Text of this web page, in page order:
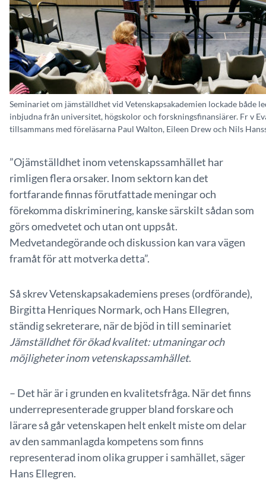
Seminariet om jämställdhet vid Vetenskapsakademien lockade både
inbjudna från universitet, högskolor och forskningsfinansiärer. Fr v
tillsammans med föreläsarna Paul Walton, Eileen Drew och Nils
”Ojämställdhet inom vetenskapssamhället har
rimligen flera orsaker. Inom sektorn kan det
fortfarande finnas förutfattade meningar och
förekomma diskriminering, kanske särskilt sådan som
görs omedvetet och utan ont uppsåt.
Medvetandegörande och diskussion kan vara vägen
framåt för att motverka detta”.
Så skrev Vetenskapsakademiens preses (ordförande),
Birgitta Henriques Normark, och Hans Ellegren,
ständig sekreterare, när de bjöd in till seminariet
Jämställdhet för ökad kvalitet: utmaningar och
möjligheter inom vetenskapssamhället.
– Det här är i grunden en kvalitetsfråga. När det finns
underrepresenterade grupper bland forskare och
lärare så går vetenskapen helt enkelt miste om delar
av den sammanlagda kompetens som finns
representerad inom olika grupper i samhället, säger
Hans Ellegren.